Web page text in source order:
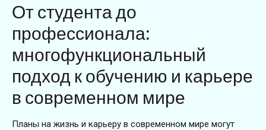
От студента до
профессионала:
многофункциональный
подход к обучению и карьере
в современном мире
Планы на жизнь и карьеру в современном мире могут